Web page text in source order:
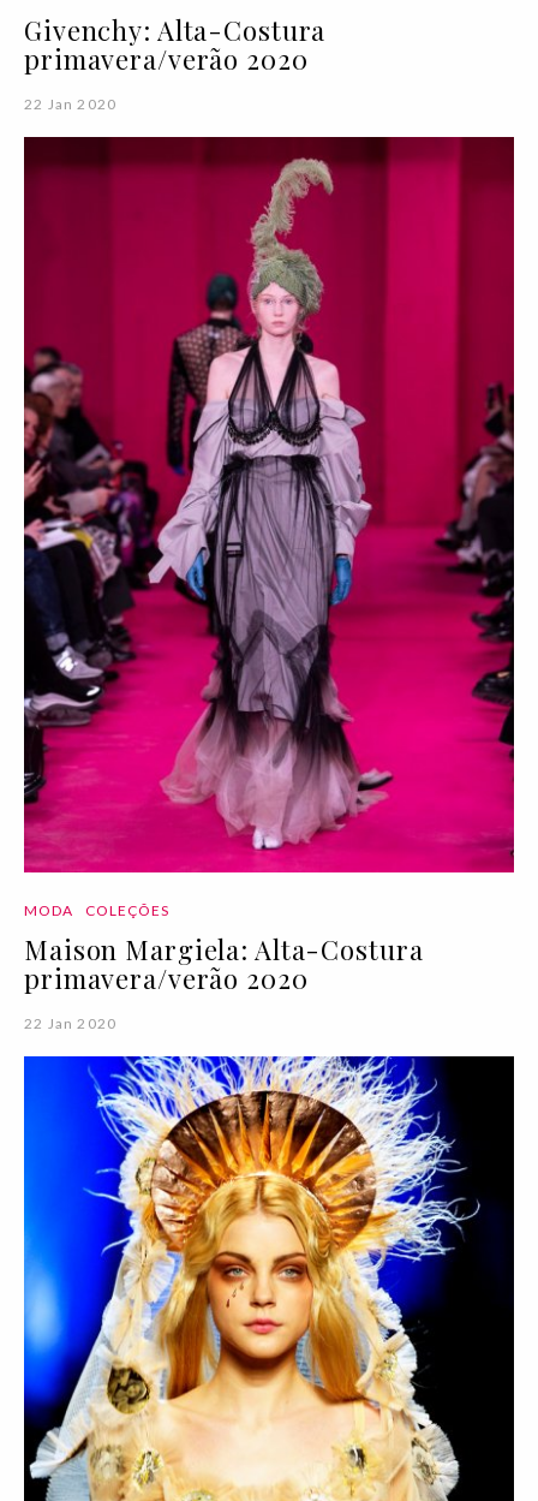
Givenchy: Alta-Costura
primavera/verão 2020
22 Jan 2020
MODA COLEÇÕES
Maison Margiela: Alta-Costura
primavera/verão 2020
22 Jan 2020